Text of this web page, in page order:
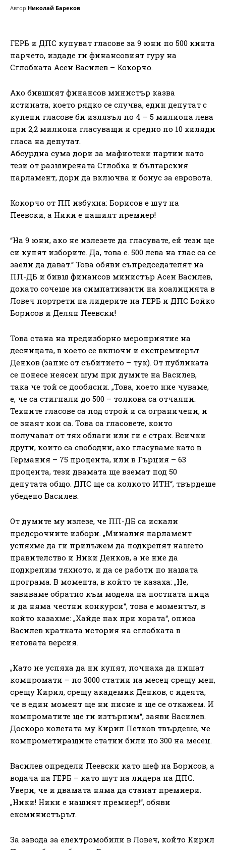
Автор Николай Бареков
ГЕРБ и ДПС купуват гласове за 9 юни по 500 кинта
парчето, издаде ги финансовият гуру на
Сглобката Асен Василев – Кокорчо.
Ако бившият финансов министър казва
истината, което рядко се случва, един депутат с
купени гласове би излязъл по 4 – 5 милиона лева
при 2,2 милиона гласуващи и средно по 10 хиляди
гласа на депутат.
Абсурдна сума дори за мафиотски партии като
тези от разширената Сглобка и българския
парламент, дори да включва и бонус за евровота.
Кокорчо от ПП избухна: Борисов е шут на
Пеевски, а Ники е нашият премиер!
“На 9 юни, ако не излезете да гласувате, ей тези ще
си купят изборите. Да, това е. 500 лева на глас са се
заели да дават.“ Това обяви съпредседателят на
ПП-ДБ и бивш финансов министър Асен Василев,
докато сочеше на симпатизанти на коалицията в
Ловеч портрети на лидерите на ГЕРБ и ДПС Бойко
Борисов и Делян Пеевски!
Това стана на предизборно мероприятие на
десницата, в което се включи и експремиерът
Денков (запис от събитието – тук). От публиката
се понесе неясен шум при думите на Василев,
така че той се дообясни. „Това, което ние чуваме,
е, че са стигнали до 500 – толкова са отчаяни.
Техните гласове са под строй и са ограничени, и
се знаят кои са. Това са гласовете, които
получават от тях облаги или ги е страх. Всички
други, които са свободни, ако гласуваме като в
Германия – 75 процента, или в Гърция – 63
процента, тези двамата ще вземат под 50
депутата общо. ДПС ще са колкото ИТН“, твърдеше
убедено Василев.
От думите му излезе, че ПП-ДБ са искали
предсрочните избори. „Миналия парламент
успяхме да ги прилъжем да подкрепят нашето
правителство и Ники Денков, а не ние да
подкрепим тяхното, и да се работи по нашата
програма. В момента, в който те казаха: „Не,
завиваме обратно към модела на постната пица
и да няма честни конкурси“, това е моментът, в
който казахме: „Хайде пак при хората“, описа
Василев кратката история на сглобката в
неговата версия.
„Като не успяха да ни купят, почнаха да пишат
компромати – по 3000 статии на месец срещу мен,
срещу Кирил, срещу академик Денков, с идеята,
че в един момент ще ни писне и ще се откажем. И
компроматите ще ги изтърпим“, заяви Василев.
Доскоро колегата му Кирил Петков твърдеше, че
компрометиращите статии били по 300 на месец.
Василев определи Пеевски като шеф на Борисов, а
водача на ГЕРБ – като шут на лидера на ДПС.
Увери, че и двамата няма да станат премиери.
„Ники! Ники е нашият премиер!“, обяви
ексминистърът.
За завода за електромобили в Ловеч, който Кирил